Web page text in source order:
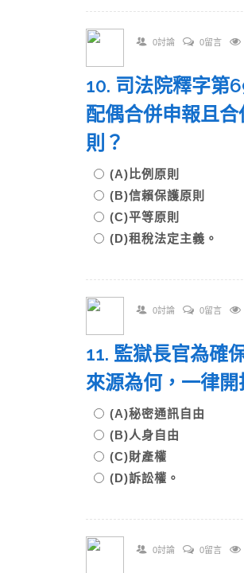
0討論 0留言
10. 司法院釋字第
配偶合併申報且
則？
(A)比例原則
(B)信賴保護原則
(C)平等原則
(D)租稅法定主義。
0討論 0留言
11. 監獄長官為確
來源為何，一律
(A)秘密通訊自由
(B)人身自由
(C)財產權
(D)訴訟權。
0討論 0留言